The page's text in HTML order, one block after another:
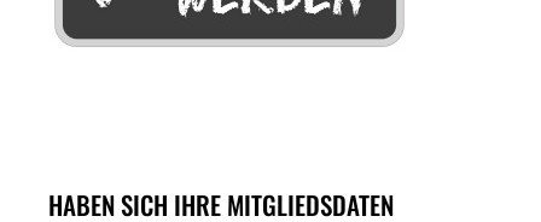
HABEN SICH IHRE MITGLIEDSDATEN